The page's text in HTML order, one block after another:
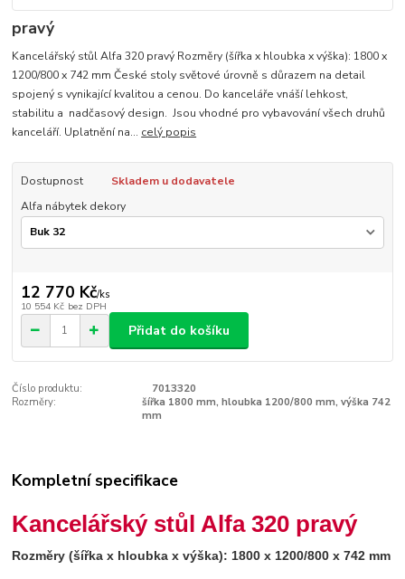
pravý
Kancelářský stůl Alfa 320 pravý Rozměry (šířka x hloubka x výška): 1800 x
1200/800 x 742 mm České stoly světové úrovně s důrazem na detail
spojený s vynikající kvalitou a cenou. Do kanceláře vnáší lehkost,
stabilitu a nadčasový design. Jsou vhodné pro vybavování všech druhů
kanceláří. Uplatnění na... celý popis
Dostupnost
Skladem u dodavatele
Alfa nábytek dekory
12 770 Kč/ks
10 554 Kč bez DPH
Přidat do košíku
Číslo produktu:
7013320
Rozměry:
šířka 1800 mm, hloubka 1200/800 mm, výška 742
mm
Kompletní specifikace
Kancelářský stůl Alfa 320 pravý
Rozměry (šířka x hloubka x výška): 1800 x 1200/800 x 742 mm